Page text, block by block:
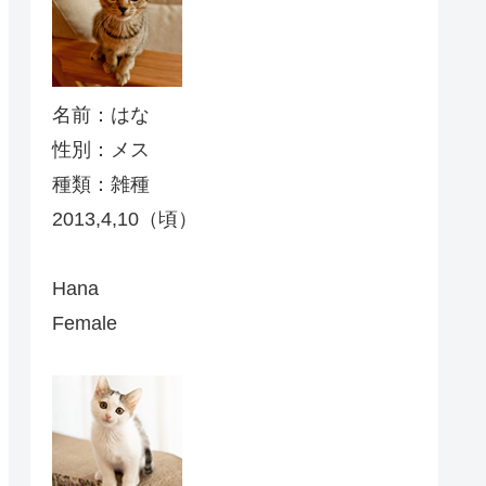
名前：はな
性別：メス
種類：雑種
2013,4,10（頃）
Hana
Female